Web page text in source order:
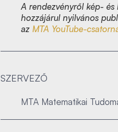
A rendezvényről kép- és
hozzájárul nyilvános
az MTA YouTube-
SZERVEZŐ
MTA Matematikai